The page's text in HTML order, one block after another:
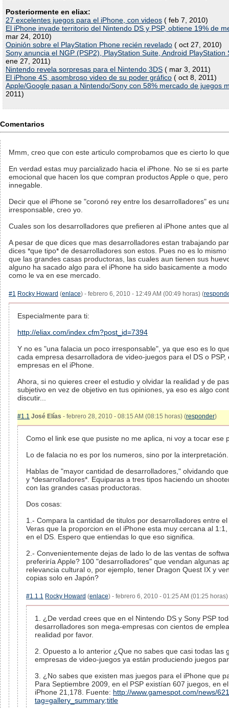
Posteriormente en eliax:
27 excelentes juegos para el iPhone, con videos ( feb 7, 2010)
El iPhone invade territorio del Nintendo DS y PSP, obtiene 19% de
mar 24, 2010)
Opinión sobre el PlayStation Phone recién revelado ( oct 27, 2010)
Sony anuncia el NGP (PSP2), PlayStation Suite, Android PlayStation
ene 27, 2011)
Nintendo revela sorpresas para el Nintendo 3DS ( mar 3, 2011)
El iPhone 4S, asombroso video de su poder gráfico ( oct 8, 2011)
Apple/Google pasan a Nintendo/Sony con 58% mercado de juegos
2011)
Comentarios
Mmm, creo que con este articulo comprobamos que es cierto lo
En verdad estas muy parcializado hacia el iPhone. No se si es
emocional que hacen los que compran productos Apple o que,
innegable.
Decir que el iPhone se "coronó rey entre los desarrolladores" es
irresponsable, creo yo.
Cuales son los desarrolladores que prefieren al iPhone antes que
A pesar de que dices que mas desarrolladores estan trabajando
dices *que tipo* de desarrolladores son estos. Pues no es lo
que las grandes casas productoras, las cuales aun tienen sus
alguno ha sacado algo para el iPhone ha sido basicamente a
como le va en ese mercado.
#1 Rocky Howard (enlace) - febrero 6, 2010 - 12:49 AM (00:49 horas) (
Especialmente para ti:
http://eliax.com/index.cfm?post_id=7394
Y no es "una falacia un poco irresponsable", ya que eso es lo
cada empresa desarrolladora de video-juegos para el DS o PSP,
empresas en el iPhone.
Ahora, si no quieres creer el estudio y olvidar la realidad y de
subjetivo en vez de objetivo en tus opiniones, ya eso es algo
discutir...
#1.1 José Elías - febrero 28, 2010 - 08:15 AM (08:15 horas) (responder)
Como el link ese que pusiste no me aplica, ni voy a tocar ese
Lo de falacia no es por los numeros, sino por la interpretación.
Hablas de "mayor cantidad de desarrolladores," olvidando
y *desarrolladores*. Equiparas a tres tipos haciendo un
con las grandes casas productoras.
Dos cosas:
1.- Compara la cantidad de titulos por desarrolladores entre
Veras que la proporcion en el iPhone esta muy cercana al
en el DS. Espero que entiendas lo que eso significa.
2.- Convenientemente dejas de lado lo de las ventas de
preferiría Apple? 100 "desarrolladores" que vendan algunas
relevancia cultural o, por ejemplo, tener Dragon Quest IX y
copias solo en Japón?
#1.1.1 Rocky Howard (enlace) - febrero 6, 2010 - 01:25 AM (01:25 horas)
1. ¿De verdad crees que en el Nintendo DS y Sony PSP
desarrolladores son mega-empresas con cientos de
realidad por favor.
2. Opuesto a lo anterior ¿Que no sabes que casi todas las
empresas de video-juegos ya están produciendo juegos
3. ¿No sabes que existen mas juegos para el iPhone que
Para Septiembre 2009, en el PSP existían 607 juegos, en
iPhone 21,178. Fuente: http://www.gamespot.com/news/
tag=gallery_summary;title